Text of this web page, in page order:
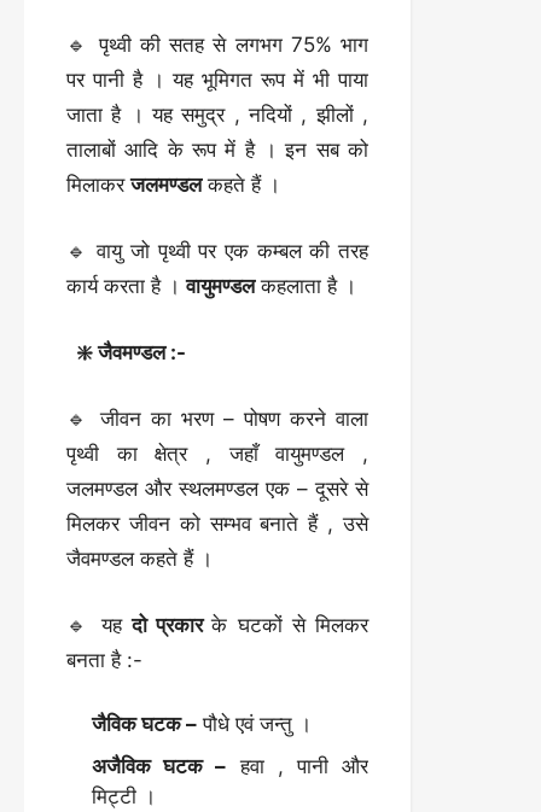
🔹 पृथ्वी की सतह से लगभग 75% भाग
पर पानी है । यह भूमिगत रूप में भी पाया
जाता है । यह समुद्र , नदियों , झीलों ,
तालाबों आदि के रूप में है । इन सब को
मिलाकरजलमण्डलकहते हैं ।
🔹 वायु जो पृथ्वी पर एक कम्बल की तरह
कार्य करता है ।वायुमण्डलकहलाता है ।
❇️ जैवमण्डल :-
🔹 जीवन का भरण – पोषण करने वाला
पृथ्वी का क्षेत्र , जहाँ वायुमण्डल ,
जलमण्डल और स्थलमण्डल एक – दूसरे से
मिलकर जीवन को सम्भव बनाते हैं , उसे
जैवमण्डल कहते हैं ।
🔹 यहदो प्रकारके घटकों से मिलकर
बनता है :-
जैविक घटक – पौधे एवं जन्तु ।
अजैविक घटक – हवा , पानी और
मिट्टी ।